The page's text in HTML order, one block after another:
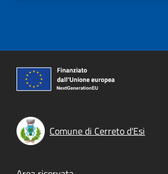
Comune di Cerreto d'Esi